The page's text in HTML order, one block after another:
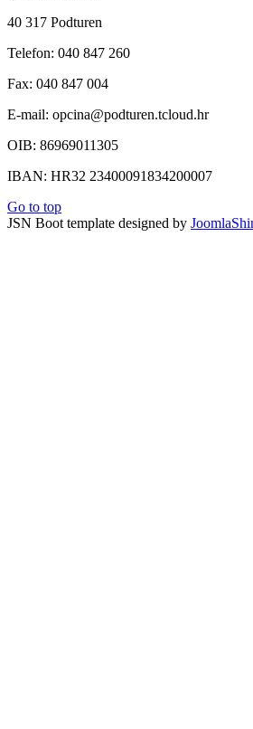
40 317 Podturen
Telefon: 040 847 260
Fax: 040 847 004
E-mail: opcina@podturen.tcloud.hr
OIB: 86969011305
IBAN: HR32 23400091834200007
Go to top
JSN Boot template designed by